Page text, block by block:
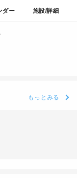
ダー 施設/詳細
もっとみる